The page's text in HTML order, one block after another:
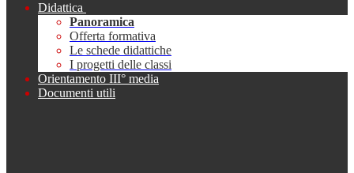
Didattica
Panoramica
Offerta formativa
Le schede didattiche
I progetti delle classi
Orientamento III° media
Documenti utili